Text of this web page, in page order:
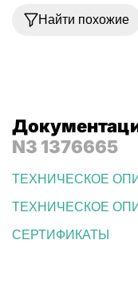
Найти похожие
N3 1376665
ТЕХНИЧЕСКОЕ
ТЕХНИЧЕСКОЕ
СЕРТИФИКАТЫ